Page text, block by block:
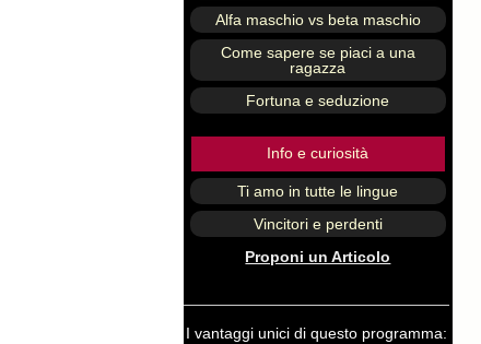
Alfa maschio vs beta maschio
Come sapere se piaci a una
ragazza
Fortuna e seduzione
Info e curiosità
Ti amo in tutte le lingue
Vincitori e perdenti
Proponi un Articolo
I vantaggi unici di questo programma: